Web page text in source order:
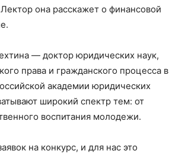
она расскажет о финансовой
— доктор юридических наук,
права и гражданского процесса в
академии юридических
широкий спектр тем: от
воспитания молодежи.
на конкурс, и для нас это